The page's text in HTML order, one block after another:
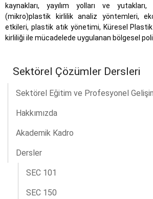
kaynakları, yayılım yolları ve yutakları,
(mikro)plastik kirlilik analiz yöntemleri,
etkileri, plastik atık yönetimi, Küresel
kirliliği ile mücadelede uygulanan bölgesel
Sektörel Çözümler Dersleri
Sektörel Eğitim ve Profesyonel
Hakkımızda
Akademik Kadro
Dersler
SEC 101
SEC 150